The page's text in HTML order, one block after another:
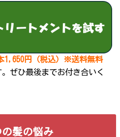
1,650円（税込）※送料無料
ぜひ最後までお付き合いく
の髪の悩み